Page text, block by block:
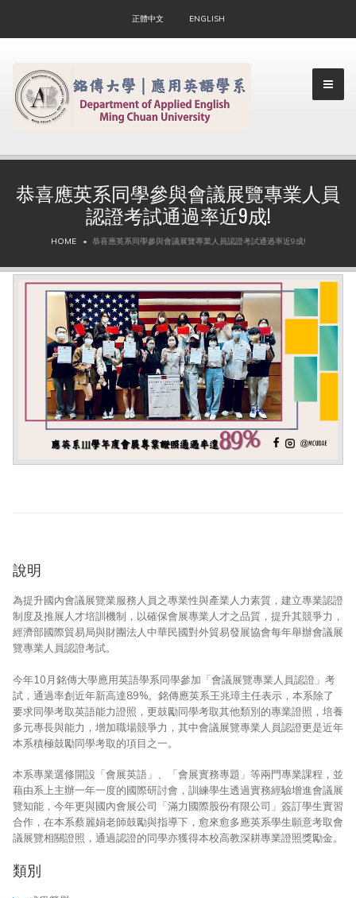
正體中文 ENGLISH
▼
恭喜應英系同學參與會議展覽專業人員
認證考試通過率近9成!
HOME 恭喜應英系同學參與會議展覽專業人員認證考試通過率近9成!
說明
為提升國內會議展覽業服務人員之專業性與產業人力素質，建立專業認證
制度及推展人才培訓機制，以確保會展專業人才之品質，提升其競爭力，
經濟部國際貿易局與財團法人中華民國對外貿易發展協會每年舉辦會議展
覽專業人員認證考試。
今年10月銘傳大學應用英語學系同學參加「會議展覽專業人員認證」考
試，通過率創近年新高達89%。銘傳應英系王兆璋主任表示，本系除了
要求同學考取英語能力證照，更鼓勵同學考取其他類別的專業證照，培養
多元專長與能力，增加職場競爭力，其中會議展覽專業人員認證更是近年
本系積極鼓勵同學考取的項目之一。
本系專業選修開設「會展英語」、「會展實務專題」等兩門專業課程，並
藉由系上主辦一年一度的國際研討會，訓練學生透過實務經驗增進會議展
覽知能，今年更與國內會展公司「滿力國際股份有限公司」簽訂學生實習
合作，在本系蔡麗娟老師鼓勵與指導下，愈來愈多應英系學生願意考取會
議展覽相關證照，通過認證的同學亦獲得本校高教深耕專業證照獎勵金。
類別